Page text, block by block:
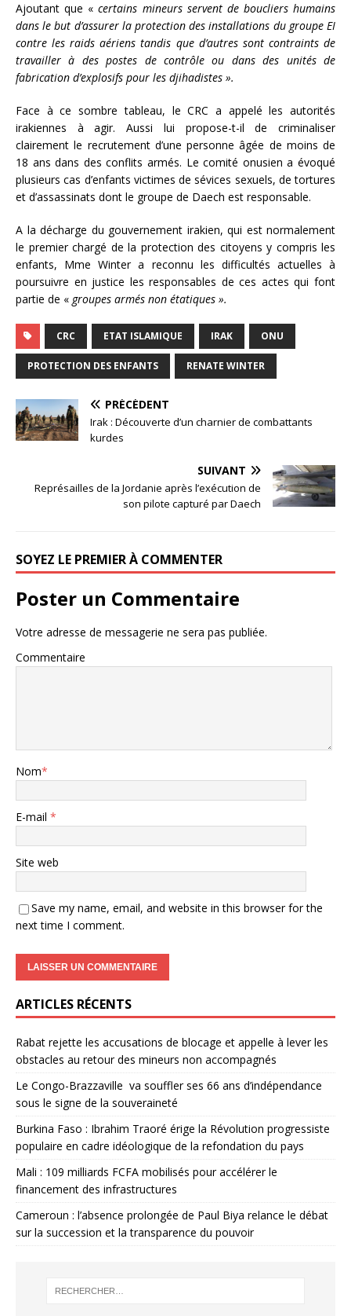
Ajoutant que «certains mineurs servent de boucliers humains
dans le but d’assurer la protection des installations du groupe EI
contre les raids aériens tandis que d’autres sont contraints de
travailler à des postes de contrôle ou dans des unités de
fabrication d’explosifs pour les djihadistes ».
Face à ce sombre tableau, le CRC a appelé les autorités
irakiennes à agir. Aussi lui propose-t-il de criminaliser
clairement le recrutement d’une personne âgée de moins de
18 ans dans des conflits armés. Le comité onusien a évoqué
plusieurs cas d’enfants victimes de sévices sexuels, de tortures
et d’assassinats dont le groupe de Daech est responsable.
A la décharge du gouvernement irakien, qui est normalement
le premier chargé de la protection des citoyens y compris les
enfants, Mme Winter a reconnu les difficultés actuelles à
poursuivre en justice les responsables de ces actes qui font
partie de « groupes armés non étatiques ».
CRC ETAT ISLAMIQUE IRAK ONU
PROTECTION DES ENFANTS RENATE WINTER
PRÉCÉDENT
Irak : Découverte d’un charnier de combattants
kurdes
SUIVANT
Représailles de la Jordanie après l’exécution de
son pilote capturé par Daech
SOYEZ LE PREMIER À COMMENTER
Poster un Commentaire
Votre adresse de messagerie ne sera pas publiée.
Commentaire
Nom*
E-mail *
Site web
Save my name, email, and website in this browser for the
next time I comment.
ARTICLES RÉCENTS
Rabat rejette les accusations de blocage et appelle à lever les
obstacles au retour des mineurs non accompagnés
Le Congo-Brazzaville va souffler ses 66 ans d’indépendance
sous le signe de la souveraineté
Burkina Faso : Ibrahim Traoré érige la Révolution progressiste
populaire en cadre idéologique de la refondation du pays
Mali : 109 milliards FCFA mobilisés pour accélérer le
financement des infrastructures
Cameroun : l’absence prolongée de Paul Biya relance le débat
sur la succession et la transparence du pouvoir